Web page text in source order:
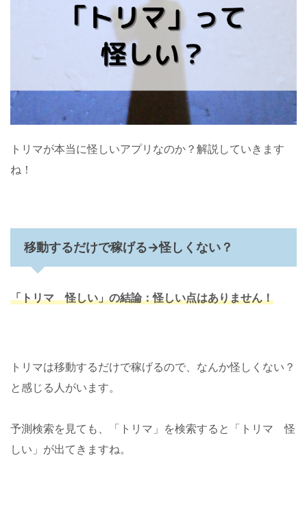
トリマが本当に怪しいアプリなのか？解説していきます
ね！
移動するだけで稼げる→怪しくない？
「トリマ 怪しい」の結論：怪しい点はありません！
トリマは移動するだけで稼げるので、なんか怪しくない？
と感じる人がいます。
予測検索を見ても、「トリマ」を検索すると「トリマ 怪
しい」が出てきますね。